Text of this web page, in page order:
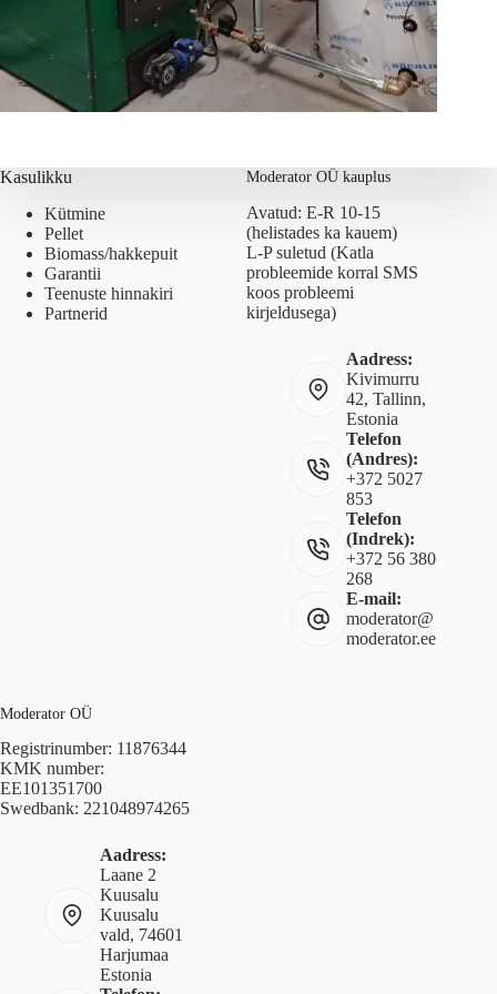
Kasulikku
Kütmine
Pellet
Biomass/hakkepuit
Garantii
Teenuste hinnakiri
Partnerid
Moderator OÜ kauplus
Avatud: E-R 10-15
(helistades ka kauem)
L-P suletud (Katla
probleemide korral SMS
koos probleemi
kirjeldusega)
Aadress:
Kivimurru
42, Tallinn,
Estonia
Telefon
(Andres):
+372 5027
853
Telefon
(Indrek):
+372 56 380
268
E-mail:
moderator@
moderator.ee
Moderator OÜ
Registrinumber: 11876344
KMK number:
EE101351700
Swedbank: 221048974265
Aadress:
Laane 2
Kuusalu
Kuusalu
vald, 74601
Harjumaa
Estonia